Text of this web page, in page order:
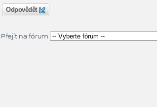
Odpovědět
Přejít na fórum